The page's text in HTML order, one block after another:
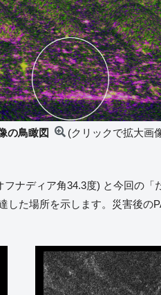
の鳥瞰図 (クリックで拡大画
ナディア角34.3度) と今回の「
た場所を示します。災害後の